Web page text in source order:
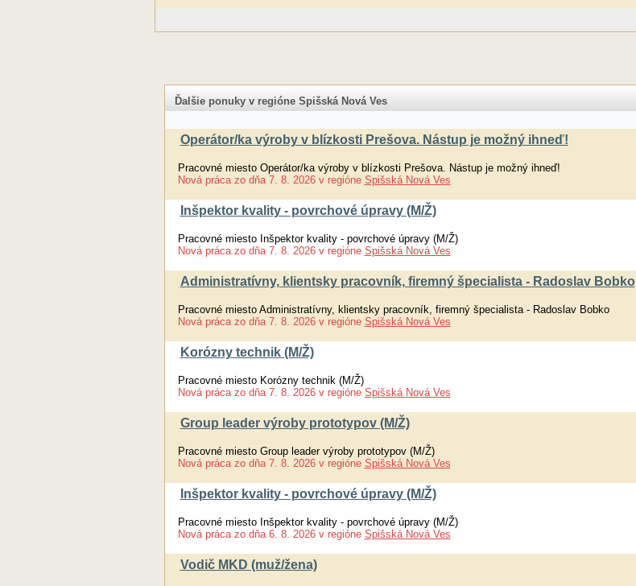
Ďalšie ponuky v regióne Spišská Nová Ves
Operátor/ka výroby v blízkosti Prešova. Nástup je možný ihneď!
Pracovné miesto Operátor/ka výroby v blízkosti Prešova. Nástup je možný ihneď!
Nová práca zo dňa 7. 8. 2026 v regióne Spišská Nová Ves
Inšpektor kvality - povrchové úpravy (M/Ž)
Pracovné miesto Inšpektor kvality - povrchové úpravy (M/Ž)
Nová práca zo dňa 7. 8. 2026 v regióne Spišská Nová Ves
Administratívny, klientsky pracovník, firemný špecialista - Radoslav Bobko
Pracovné miesto Administratívny, klientsky pracovník, firemný špecialista - Radoslav Bobko
Nová práca zo dňa 7. 8. 2026 v regióne Spišská Nová Ves
Korózny technik (M/Ž)
Pracovné miesto Korózny technik (M/Ž)
Nová práca zo dňa 7. 8. 2026 v regióne Spišská Nová Ves
Group leader výroby prototypov (M/Ž)
Pracovné miesto Group leader výroby prototypov (M/Ž)
Nová práca zo dňa 7. 8. 2026 v regióne Spišská Nová Ves
Inšpektor kvality - povrchové úpravy (M/Ž)
Pracovné miesto Inšpektor kvality - povrchové úpravy (M/Ž)
Nová práca zo dňa 6. 8. 2026 v regióne Spišská Nová Ves
Vodič MKD (muž/žena)